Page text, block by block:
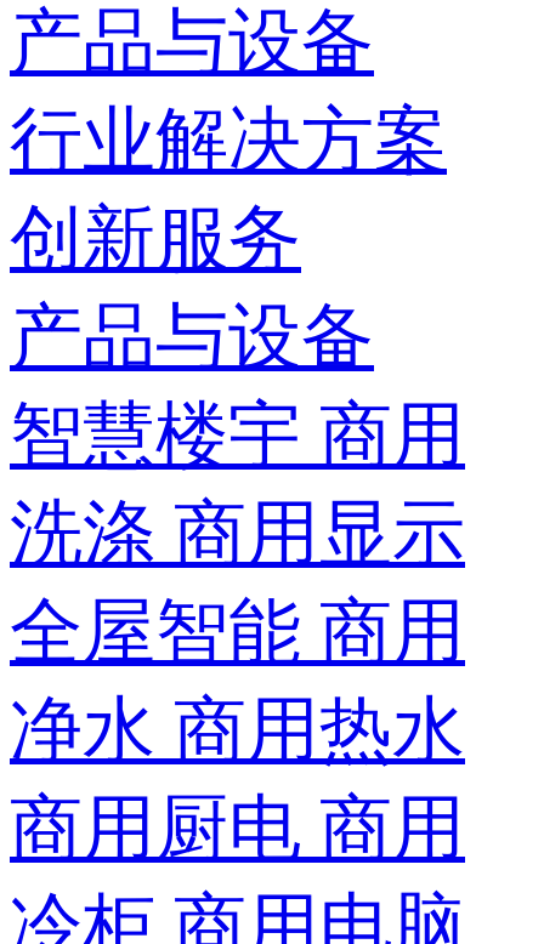
产品与设备
行业解决方案
创新服务
产品与设备
智慧楼宇 商用
洗涤 商用显示
全屋智能 商用
净水 商用热水
商用厨电 商用
冷柜 商用电脑